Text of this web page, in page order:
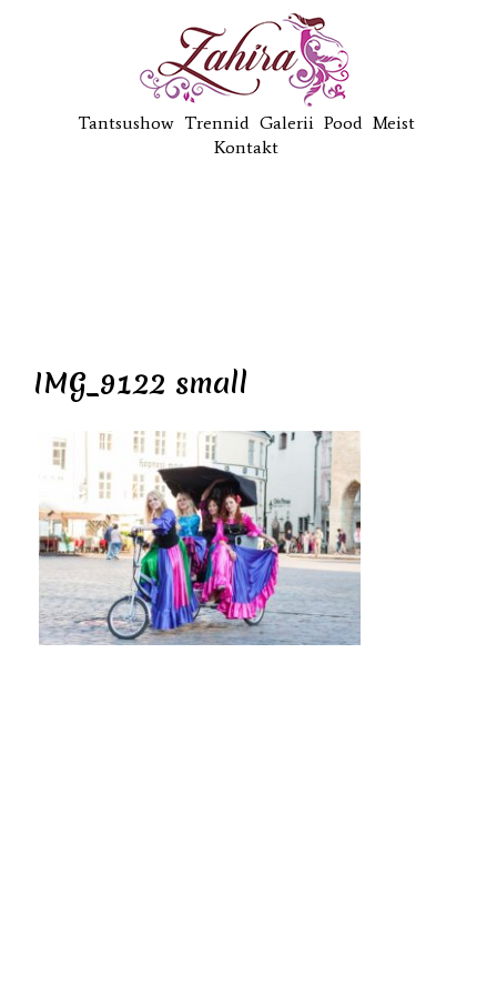
Tantsushow Trennid Galerii Pood Meist
Kontakt
IMG_9122 small